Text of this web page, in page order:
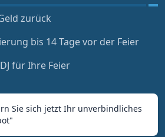
zurück
bis 14 Tage vor der Feier
für Ihre Feier
Sie sich jetzt Ihr unverbindliches
"